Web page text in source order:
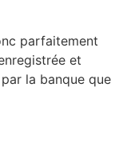
parfaitement
et
la banque que